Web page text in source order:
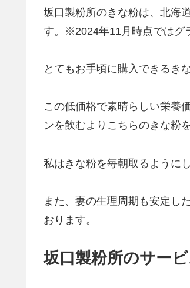
坂口製粉所のきな粉は、北海
す。※2024年11月時点ではグ
とてもお手頃に購入できるき
この低価格で素晴らしい栄養
ンを飲むよりこちらのきな粉
私はきな粉を毎朝取るように
また、妻の生理周期も安定し
おります。
坂口製粉所のサー